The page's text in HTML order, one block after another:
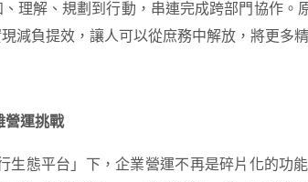
理解、規劃到行動，串連完成跨部門協作。
減負提效，讓人可以從庶務中解放， 將更多
營運挑戰
生態平台」下，企業營運不再是碎片化的功